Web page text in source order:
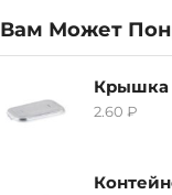
Вам Может
2.60 ₽